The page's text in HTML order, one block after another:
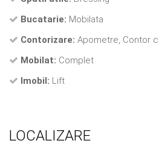
Bucatarie: Mobilata
Contorizare: Apometre, Contor
Mobilat: Complet
Imobil: Lift
LOCALIZARE